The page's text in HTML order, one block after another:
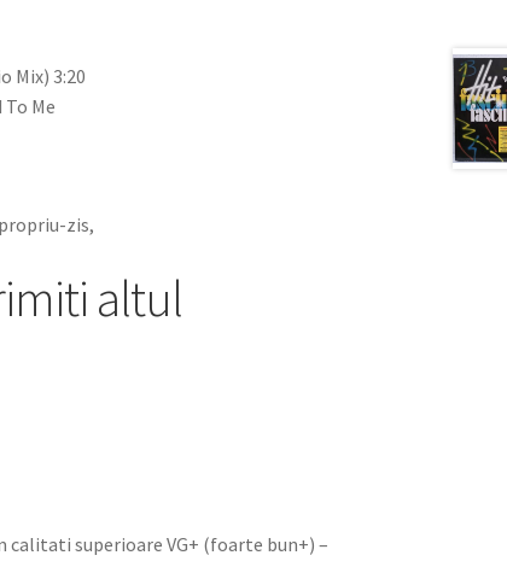
Mix) 3:20
Me
zis,
altul
calitati superioare VG+ (foarte bun+) –